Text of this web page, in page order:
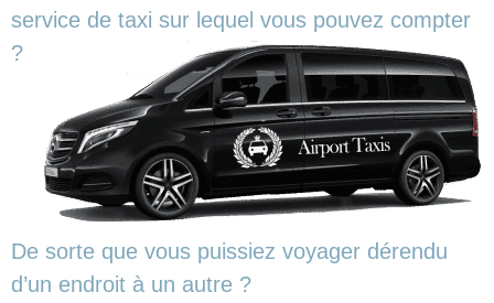
service de taxi sur lequel vous pouvez compter
?
De sorte que vous puissiez voyager dérendu
d’un endroit à un autre ?